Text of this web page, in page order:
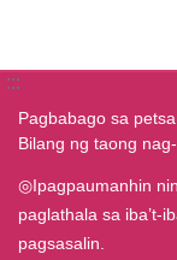
:::
Pagbabago sa petsa
Bilang ng taong
◎Ipagpaumanhin
paglathala sa iba’t-
pagsasalin.